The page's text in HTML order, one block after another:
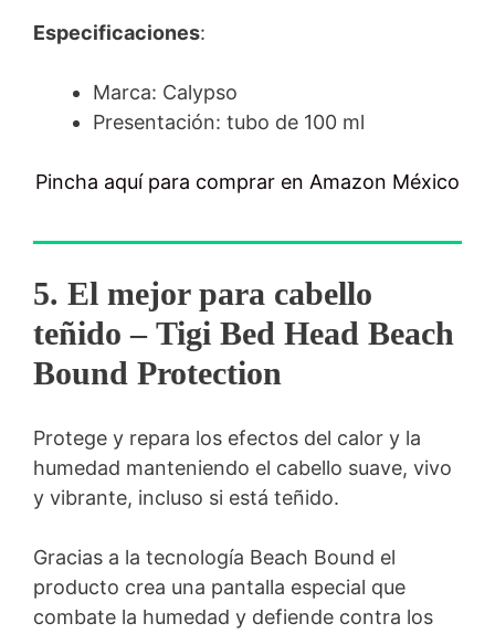
Especificaciones:
Marca: Calypso
Presentación: tubo de 100 ml
Pincha aquí para comprar en Amazon México
5. El mejor para cabello
teñido – Tigi Bed Head Beach
Bound Protection
Protege y repara los efectos del calor y la
humedad manteniendo el cabello suave, vivo
y vibrante, incluso si está teñido.
Gracias a la tecnología Beach Bound el
producto crea una pantalla especial que
combate la humedad y defiende contra los